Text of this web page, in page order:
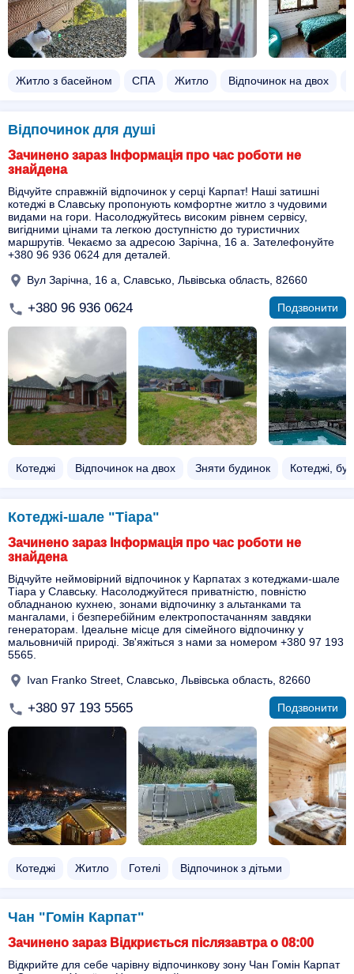
Житло з басейном​ СПА Житло Відпочинок на двох​
Відпочинок для душі
Зачинено зараз Інформація про час роботи не
знайдена
Відчуйте справжній відпочинок у серці Карпат! Наші затишні
котеджі в Славську пропонують комфортне житло з чудовими
видами на гори. Насолоджуйтесь високим рівнем сервісу,
вигідними цінами та легкою доступністю до туристичних
маршрутів. Чекаємо за адресою Зарічна, 16 а. Зателефонуйте
+380 96 936 0624 для деталей.
Вул Зарічна, 16 а, Славсько, Львівська область, 82660
+380 96 936 0624 Подзвонити
Котеджі Відпочинок на двох​ Зняти будинок Котеджі,
Котеджі-шале "Тіара"
Зачинено зараз Інформація про час роботи не
знайдена
Відчуйте неймовірний відпочинок у Карпатах з котеджами-шале
Тіара у Славську. Насолоджуйтеся приватністю, повністю
обладнаною кухнею, зонами відпочинку з альтанками та
мангалами, і безперебійним електропостачанням завдяки
генераторам. Ідеальне місце для сімейного відпочинку у
мальовничій природі. Зв'яжіться з нами за номером +380 97 193
5565.
Ivan Franko Street, Славсько, Львівська область, 82660
+380 97 193 5565 Подзвонити
Котеджі Житло Готелі Відпочинок з дітьми
Чан "Гомін Карпат"
Зачинено зараз Відкриється післязавтра о 08:00
Відкрийте для себе чарівну відпочинкову зону Чан Гомін Карпат